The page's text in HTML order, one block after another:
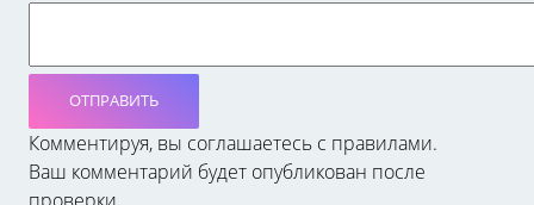
ОТПРАВИТЬ
Комментируя, вы соглашаетесь c правилами.
Ваш комментарий будет опубликован после
проверки.